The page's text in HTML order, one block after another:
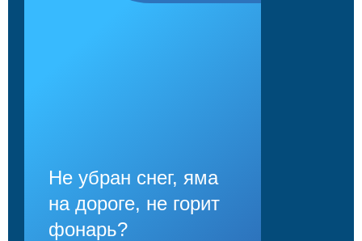
Не убран снег, яма
на дороге, не горит
фонарь?